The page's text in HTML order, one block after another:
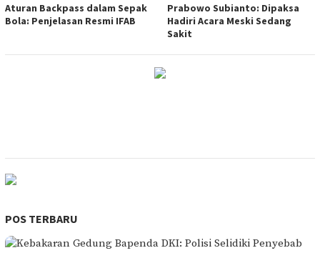
Aturan Backpass dalam Sepak
Bola: Penjelasan Resmi IFAB
Prabowo Subianto: Dipaksa
Hadiri Acara Meski Sedang
Sakit
POS TERBARU